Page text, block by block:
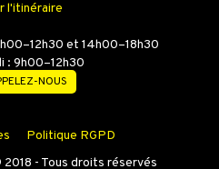
l'itinéraire
et 14h00–18h30
: 9h00–12h30
NOUS
Politique RGPD
- Tous droits réservés